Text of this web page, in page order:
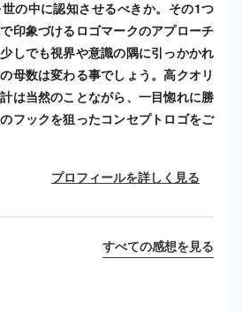
の中に認知させるべきか。その1つ
印象づけるロゴマークのアプローチ
しでも視界や意識の隅に引っかかれ
母数は変わる事でしょう。高クオリ
は当然のことながら、一目惚れに勝
フックを狙ったコンセプトロゴをご
プロフィールを詳しく見る
すべての感想を見る